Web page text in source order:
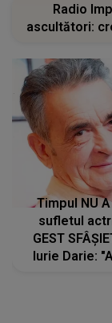
Radio
ascultători:
Timpul NU
sufletul
GEST
Iurie Darie: